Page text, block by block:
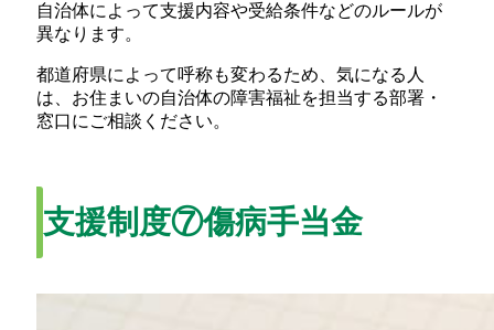
自治体によって支援内容や受給条件などのルールが
異なります。
都道府県によって呼称も変わるため、気になる人
は、お住まいの自治体の障害福祉を担当する部署・
窓口にご相談ください。
支援制度⑦傷病手当金